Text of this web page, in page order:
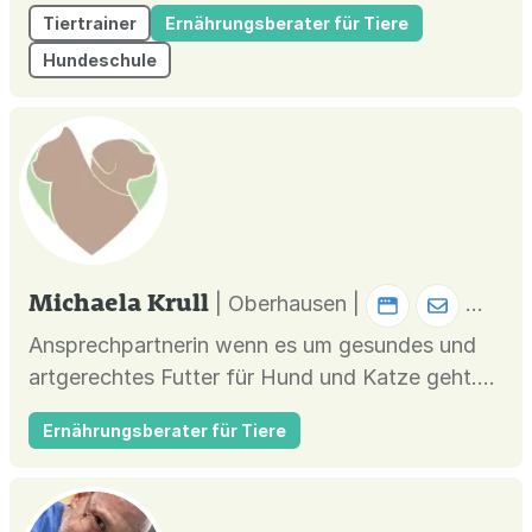
Tiertrainer
Ernährungsberater für Tiere
Hundeschule
Michaela Krull
| Oberhausen |
Ansprechpartnerin wenn es um gesundes und
artgerechtes Futter für Hund und Katze geht.
Ihre Bedürfnisse stehen bei uns im Mittelpunkt.
Meine Leistungen: -B.A.R.F - Biologisch
Fertigfutter Beratung -Allergieberatung -
Ernährungsberater für Tiere